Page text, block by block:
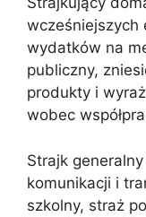
wcześniejszych
wydatków na
publiczny,
produkty i
wobec
Strajk
komunikacji i
szkolny, straż